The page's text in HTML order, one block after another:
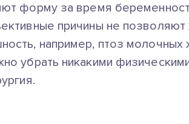
форму за время
причины не
например, птоз
убрать никакими